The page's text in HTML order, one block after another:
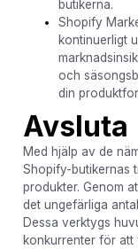
butikerna.
Shopify
kontinuerligt
och
din
Avsluta
Med hjälp av de
Shopify-butikernas
produkter. Genom
det ungefärliga
Dessa verktygs
konkurrenter för att